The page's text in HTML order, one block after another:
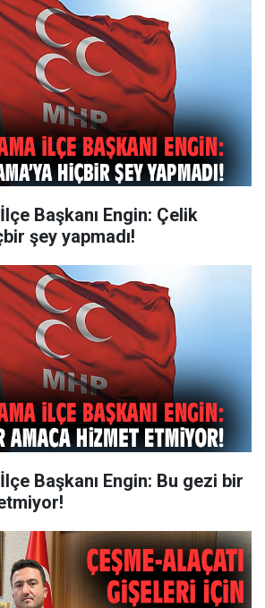
Başkanı Engin: Çelik
şey yapmadı!
Başkanı Engin: Bu gezi bir